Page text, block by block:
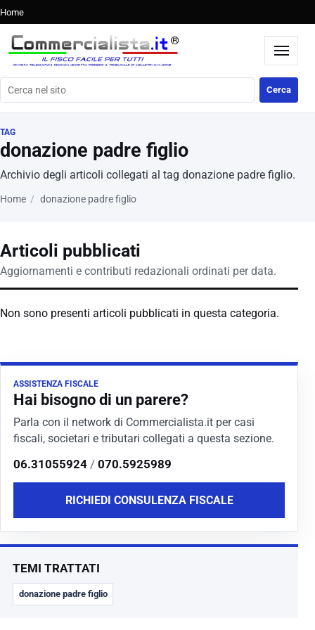
Home
Cerca nel sito Cerca
TAG
donazione padre figlio
Archivio degli articoli collegati al tag donazione padre figlio.
Home donazione padre figlio
Articoli pubblicati
Aggiornamenti e contributi redazionali ordinati per data.
Non sono presenti articoli pubblicati in questa categoria.
ASSISTENZA FISCALE
Hai bisogno di un parere?
Parla con il network di Commercialista.it per casi
fiscali, societari e tributari collegati a questa sezione.
06.31055924 / 070.5925989
RICHIEDI CONSULENZA FISCALE
TEMI TRATTATI
donazione padre figlio